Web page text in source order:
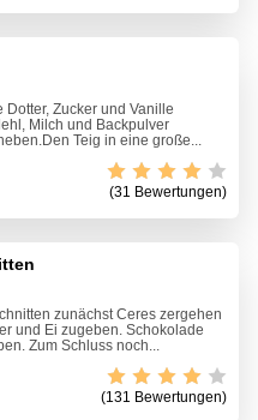
Dotter, Zucker und Vanille
Milch und Backpulver
Teig in eine große...
(31 Bewertungen)
zunächst Ceres zergehen
und Ei zugeben. Schokolade
Zum Schluss noch...
(131 Bewertungen)